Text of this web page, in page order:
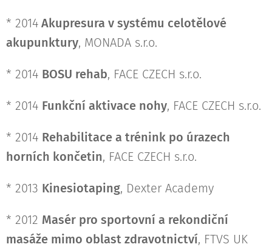
* 2014 Akupresura v systému celotělové
akupunktury, MONADA s.r.o.
* 2014 BOSU rehab, FACE CZECH s.r.o.
* 2014 Funkční aktivace nohy, FACE CZECH s.r.o.
* 2014 Rehabilitace a trénink po úrazech
horních končetin, FACE CZECH s.r.o.
* 2013 Kinesiotaping, Dexter Academy
* 2012 Masér pro sportovní a rekondiční
masáže mimo oblast zdravotnictví, FTVS UK